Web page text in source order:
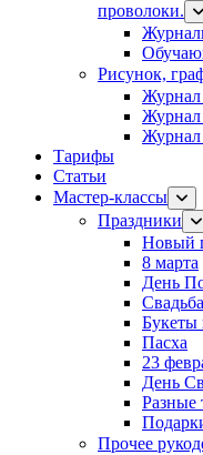
проволоки.
Рисунок,
Журнал
Журнал
Журнал
Тарифы
Статьи
Мастер-классы
Праздники
Новый
8 марта
День
Свадьба
Букеты
Пасха
23
День
Разные
Прочее